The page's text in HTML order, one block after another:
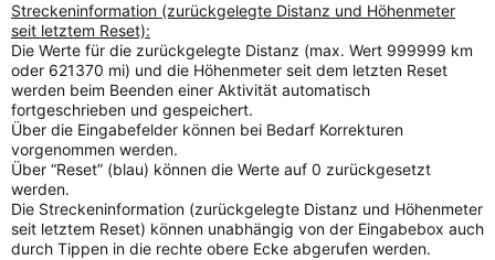
Streckeninformation (zurückgelegte Distanz und Höhenmeter
seit letztem Reset):
Die Werte für die zurückgelegte Distanz (max. Wert 999999 km
oder 621370 mi) und die Höhenmeter seit dem letzten Reset
werden beim Beenden einer Aktivität automatisch
fortgeschrieben und gespeichert.
Über die Eingabefelder können bei Bedarf Korrekturen
vorgenommen werden.
Über “Reset” (blau) können die Werte auf 0 zurückgesetzt
werden.
Die Streckeninformation (zurückgelegte Distanz und Höhenmeter
seit letztem Reset) können unabhängig von der Eingabebox auch
durch Tippen in die rechte obere Ecke abgerufen werden.